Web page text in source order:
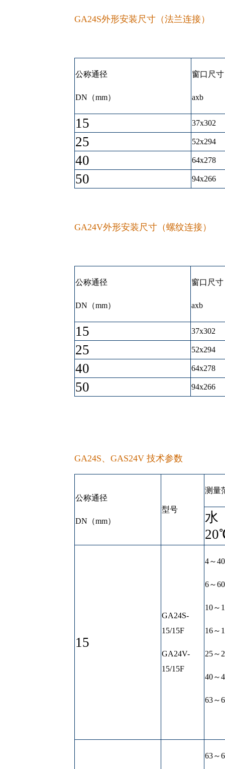
GA24S外形安装尺寸（法兰连接）
公称通径
DN（mm）
窗口尺寸
axb
15 37x302
25 52x294
40 64x278
50 94x266
GA24V外形安装尺寸（螺纹连接）
公称通径
DN（mm）
窗口尺寸
axb
15 37x302
25 52x294
40 64x278
50 94x266
GA24S、GAS24V 技术参数
公称通径
DN（mm）
型号
测量
水
15
GA24S-
15/15F
GA24V-
15/15F
4～40
6～60
10～
16～
25～
40～
63～
63～